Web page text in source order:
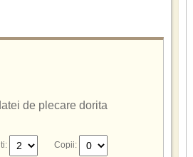
de schi este situata la 500 metri de
de plecare dorita
Copii: